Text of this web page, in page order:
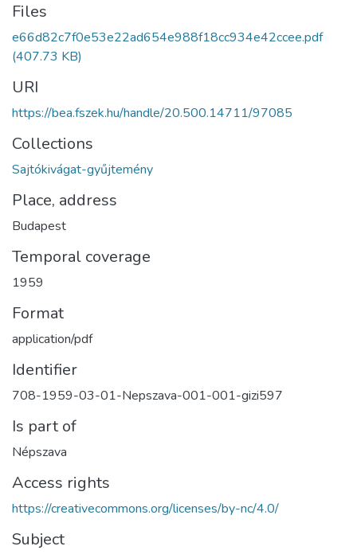
Files
e66d82c7f0e53e22ad654e988f18cc934e42ccee.pdf
(407.73 KB)
URI
https://bea.fszek.hu/handle/20.500.14711/97085
Collections
Sajtókivágat-gyűjtemény
Place, address
Budapest
Temporal coverage
1959
Format
application/pdf
Identifier
708-1959-03-01-Nepszava-001-001-gizi597
Is part of
Népszava
Access rights
https://creativecommons.org/licenses/by-nc/4.0/
Subject